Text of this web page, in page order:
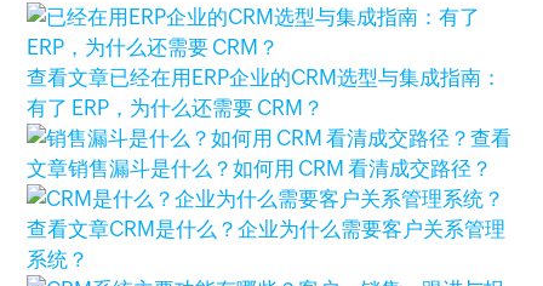
查看文章已经在用ERP企业的CRM选型与集成指南：
有了 ERP，为什么还需要 CRM？
查看
文章销售漏斗是什么？如何用 CRM 看清成交路径？
查看文章CRM是什么？企业为什么需要客户关系管理
系统？